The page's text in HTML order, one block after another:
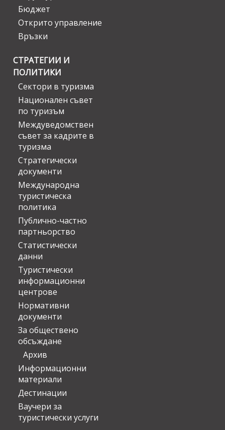
Бюджет
Открито управление
Връзки
СТРАТЕГИИ И
ПОЛИТИКИ
Сектори в туризма
Национален съвет
по туризъм
Междуведомствен
съвет за кадрите в
туризма
Стратегически
документи
Международна
туристическа
политика
Публично-частно
партньорство
Статистически
данни
Туристически
информационни
центрове
Нормативни
документи
За обществено
обсъждане
Архив
Информационни
материали
Дестинации
Ваучери за
туристически услуги